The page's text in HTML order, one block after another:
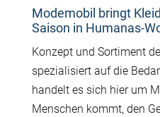
Modemobil bringt
Saison in Humanas-
Konzept und Sortiment
spezialisiert auf die
handelt es sich hier um
Menschen kommt, den